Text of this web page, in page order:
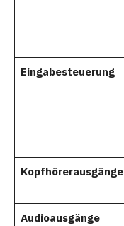
Eingabesteuerung
Kopfhörerausgänge
Audioausgänge